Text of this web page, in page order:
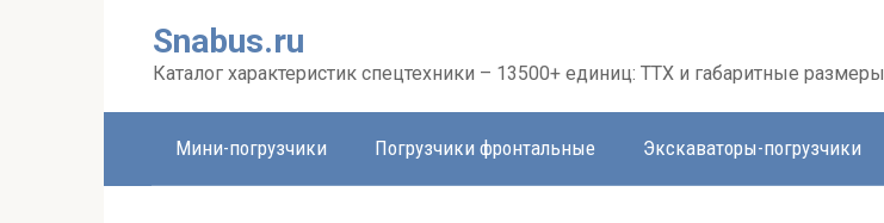
Snabus.ru
Каталог характеристик спецтехники – 13500+ единиц: ТТХ и габаритные размеры
Мини-погрузчики Погрузчики фронтальные Экскаваторы-погрузчики